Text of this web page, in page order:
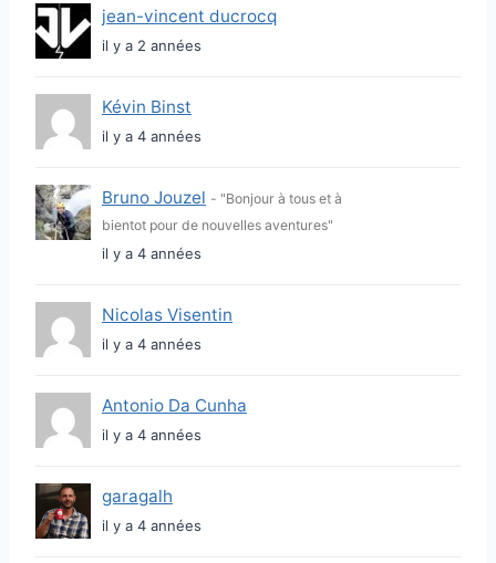
jean-vincent ducrocq
il y a 2 années
Kévin Binst
il y a 4 années
Bruno Jouzel - "Bonjour à tous et à
bientot pour de nouvelles aventures"
il y a 4 années
Nicolas Visentin
il y a 4 années
Antonio Da Cunha
il y a 4 années
garagalh
il y a 4 années